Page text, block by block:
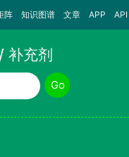
阵 知识图谱 文章 APP API
补充剂
Go